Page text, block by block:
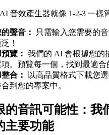
音效產生器就像 1-2-3 一樣
聲音：
只需輸入您需要的
！
覽： 我們的 AI 會根據您的
。預覽每一個，找到最適合
合：
以高品質格式下載您
到您的專案中。
的音訊可能性：我
主要功能